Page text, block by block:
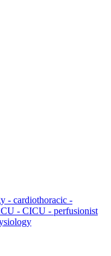
- cardiothoracic -
- CICU - perfusionist